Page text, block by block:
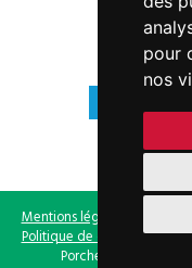
pour
nos
Mentions légales Gestion
Politique de confidentialité
Porcheville - Tous